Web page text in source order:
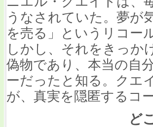
うなされていた。夢が
を売る」というリコー
しかし、それをきっか
偽物であり、本当の自
ーだったと知る。クエ
が、真実を隠匿する
ど